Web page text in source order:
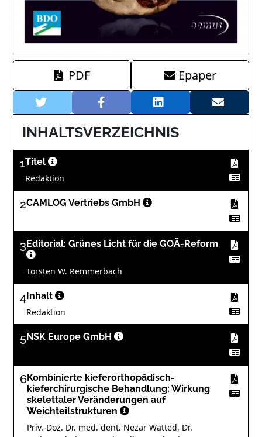
PDF Epaper
INHALTSVERZEICHNIS
1Titel
Redaktion
2CAMLOG Vertriebs GmbH
3 Editorial: Grünes Licht für die GOÄ-Reform
Torsten W. Remmerbach
4 Inhalt
Redaktion
5NSK Europe GmbH
6Kombinierte kieferorthopädisch-
kieferchirurgische Behandlung: Wirkung
skelettaler Veränderungen auf
Weichteilstrukturen
Priv.-Doz. Dr. med. dent. Nezar Watted, Dr.